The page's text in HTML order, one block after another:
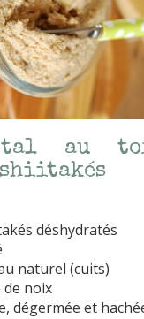
au
shiitakés
déshydratés
naturel (cuits)
de noix
dégermée et